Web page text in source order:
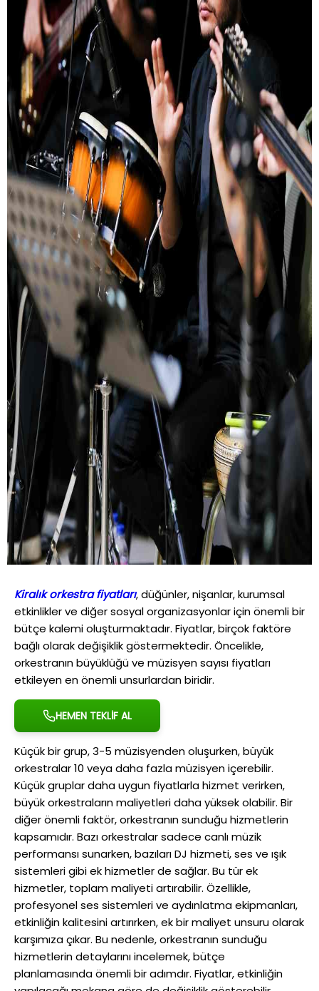
Kiralık orkestra fiyatları, düğünler, nişanlar, kurumsal
etkinlikler ve diğer sosyal organizasyonlar için önemli bir
bütçe kalemi oluşturmaktadır. Fiyatlar, birçok faktöre
bağlı olarak değişiklik göstermektedir. Öncelikle,
orkestranın büyüklüğü ve müzisyen sayısı fiyatları
etkileyen en önemli unsurlardan biridir.
HEMEN TEKLİF AL
Küçük bir grup, 3-5 müzisyenden oluşurken, büyük
orkestralar 10 veya daha fazla müzisyen içerebilir.
Küçük gruplar daha uygun fiyatlarla hizmet verirken,
büyük orkestraların maliyetleri daha yüksek olabilir. Bir
diğer önemli faktör, orkestranın sunduğu hizmetlerin
kapsamıdır. Bazı orkestralar sadece canlı müzik
performansı sunarken, bazıları DJ hizmeti, ses ve ışık
sistemleri gibi ek hizmetler de sağlar. Bu tür ek
hizmetler, toplam maliyeti artırabilir. Özellikle,
profesyonel ses sistemleri ve aydınlatma ekipmanları,
etkinliğin kalitesini artırırken, ek bir maliyet unsuru olarak
karşımıza çıkar. Bu nedenle, orkestranın sunduğu
hizmetlerin detaylarını incelemek, bütçe
planlamasında önemli bir adımdır. Fiyatlar, etkinliğin